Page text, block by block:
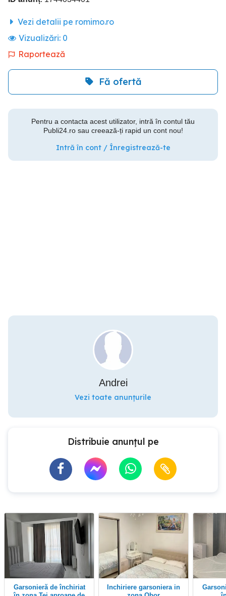
Vezi detalii pe romimo.ro
Vizualizări: 0
Raportează
Fă ofertă
Pentru a contacta acest utilizator, intră în contul tău
Publi24.ro sau creează-ți rapid un cont nou!
Intră în cont / Înregistrează-te
Andrei
Vezi toate anunțurile
Distribuie anunțul pe
Garsonieră de închiriat
inchiriere garsoniera in
garsonieră de inchiriat